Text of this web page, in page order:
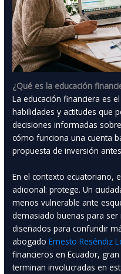
¿Qué es la educación
La educación financiera es
habilidades y actitudes que
decisiones informadas
cómo funciona una cuenta
propuesta de inversión
En el contexto ecuatoriano,
adicional: protege. Un
menos vulnerable ante
demasiado buenas para
diseñados para confundir
abogado Ernesto Reséndiz
financieros en Ecuador,
terminan involucradas en